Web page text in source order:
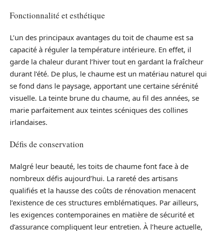
Fonctionnalité et esthétique
L’un des principaux avantages du toit de chaume est sa
capacité à réguler la température intérieure. En effet, il
garde la chaleur durant l’hiver tout en gardant la fraîcheur
durant l’été. De plus, le chaume est un matériau naturel qui
se fond dans le paysage, apportant une certaine sérénité
visuelle. La teinte brune du chaume, au fil des années, se
marie parfaitement aux teintes scéniques des collines
irlandaises.
Défis de conservation
Malgré leur beauté, les toits de chaume font face à de
nombreux défis aujourd’hui. La rareté des artisans
qualifiés et la hausse des coûts de rénovation menacent
l’existence de ces structures emblématiques. Par ailleurs,
les exigences contemporaines en matière de sécurité et
d’assurance compliquent leur entretien. À l’heure actuelle,